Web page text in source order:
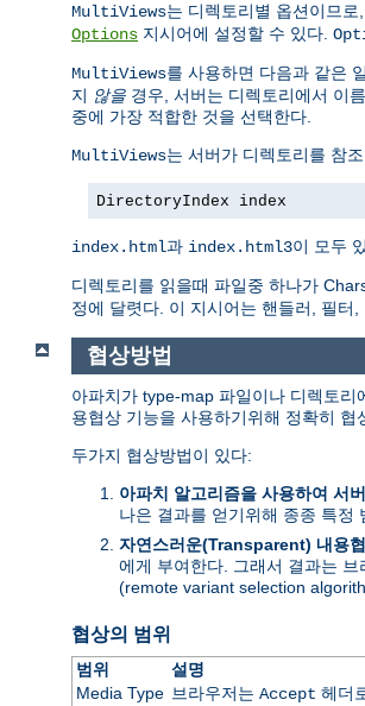
MultiViews는 디렉토리별 옵션이므로,
Options 지시어에 설정할 수 있다.
MultiViews를 사용하면 다음과 같은
지 않을 경우, 서버는 디렉토리에서 이
중에 가장 적합한 것을 선택한다.
MultiViews는 서버가 디렉토리를 참
DirectoryIndex index
index.html과 index.html3이 모두
디렉토리를 읽을때 파일중 하나가
정에 달렷다. 이 지시어는 핸들러, 필터
협상방법
아파치가 type-map 파일이나 디렉토
용협상 기능을 사용하기위해 정확히
두가지 협상방법이 있다:
아파치 알고리즘을 사용하여 서
나은 결과를 얻기위해 종종 특정
자연스러운(Transparent) 내용
에게 부여한다. 그래서 결과는
(remote variant selection
협상의 범위
범위
설명
Media Type 브라우저는 Accept 헤더